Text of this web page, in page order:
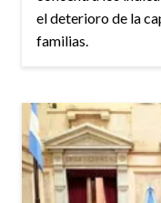
el deterioro de la
familias.